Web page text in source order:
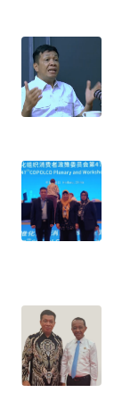
TENTANG
KAMI
MEDIA
SIBER
REDAKSI
DISCLAIMER
Wahana
News